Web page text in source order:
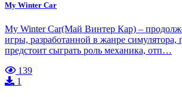
My Winter Car
My Winter Car(Май Винтер Кар) –
игры, разработанной в жанре симулятора,
предстоит сыграть роль механика, отп…
139
1